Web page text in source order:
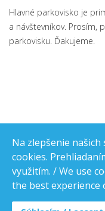
Hlavné parkovisko je
a návštevníkov. Prosím,
parkovisku. Ďakujeme.
© 2019 Katedra
Na zlepšenie
cookies.
využitím. / We use
the best experience